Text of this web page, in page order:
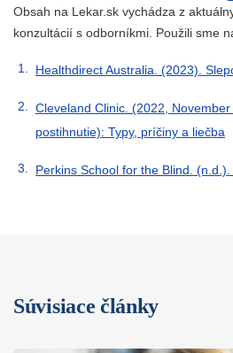
Obsah na Lekar.sk vychádza z
konzultácií s odborníkmi. Použili sme
Healthdirect Australia. (2023).
Cleveland Clinic. (2022,
postihnutie): Typy, príčiny a liečba
Perkins School for the Blind.
Súvisiace články